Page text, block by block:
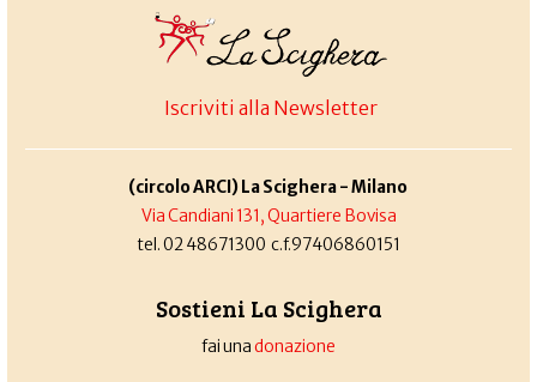
Iscriviti alla Newsletter
(circolo ARCI) La Scighera - Milano
Via Candiani 131, Quartiere Bovisa
tel. 02 48671300 c.f.97406860151
Sostieni La Scighera
fai unadonazione